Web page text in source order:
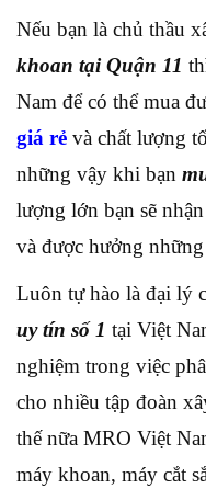
Nếu bạn là chủ thầu
khoan tại Quận 11
Nam để có thể mua
giá rẻ và chất lượng
những vậy khi bạn
lượng lớn bạn sẽ
và được hưởng
Luôn tự hào là đại lý
uy tín số 1 tại Việt
nghiệm trong việc
cho nhiều tập đoàn
thế nữa MRO Việt
máy khoan, máy cắt